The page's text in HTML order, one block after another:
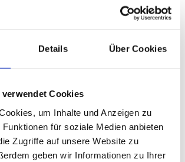
Details Über Cookies
verwendet Cookies
um Inhalte und Anzeigen zu
für soziale Medien anbieten
Zugriffe auf unsere Website zu
geben wir Informationen zu Ihrer
(20. Novem­
Begrü­ßung und
Impuls­vor­trag von